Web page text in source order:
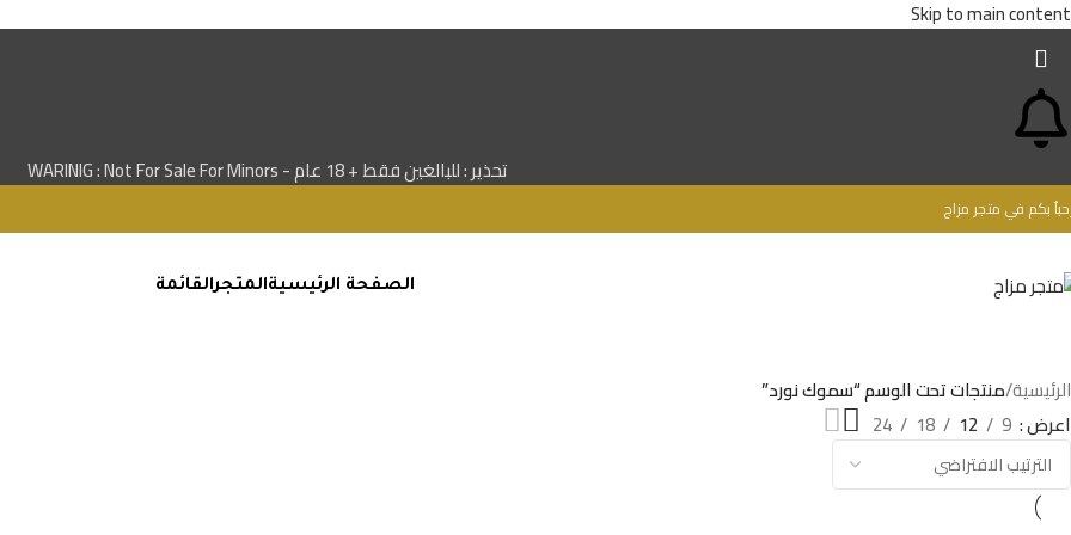
Skip to main content
تحذير : للبالغين فقط + 18 عام - WARINIG : Not For Sale For Minors
بكم في متجر مزاج
الصفحة الرئيسيةالمتجرالقائمة
الرئيسية/منتجات تحت الوسم “سموك نورد”
اعرض 9
12
18
24